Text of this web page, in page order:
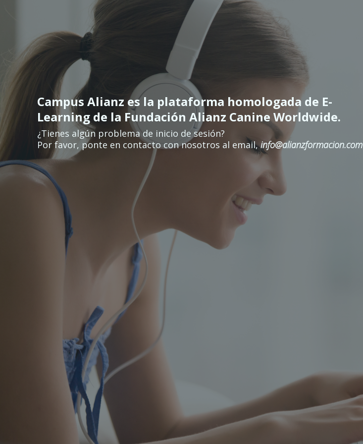
Campus Alianz es la plataforma homologada de E-
Learning de la Fundación Alianz Canine Worldwide.
¿Tienes algún problema de inicio de sesión?
Por favor, ponte en contacto con nosotros al email,info@alianzformacion.com